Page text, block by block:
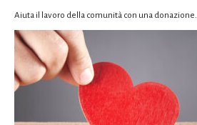
Aiuta il lavoro della comunità con una donazione.